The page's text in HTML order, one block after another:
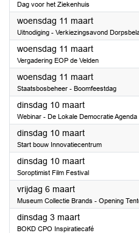
Dag voor het Ziekenhuis
woensdag 11 maart2026
Uitnodiging - Verkiezingsavond
woensdag 11 maart2026
Vergadering EOP de Velden
woensdag 11 maart2026
Staatsbosbeheer - Boomfeestdag
dinsdag 10 maart2026
Webinar - De Lokale Democratie
dinsdag 10 maart2026
Start bouw Innovatiecentrum
dinsdag 10 maart2026
Soroptimist Film Festival
vrijdag 6 maart2026
Museum Collectie Brands - Opening
dinsdag 3 maart2026
BOKD CPO Inspiratiecafé